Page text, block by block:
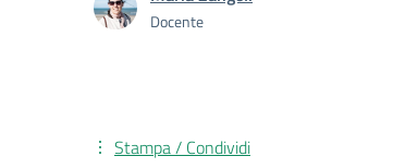
Docente
Stampa / Condividi